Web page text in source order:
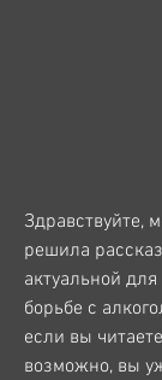
Здравствуйте,
решила
актуальной
борьбе с
если вы
возможно, вы